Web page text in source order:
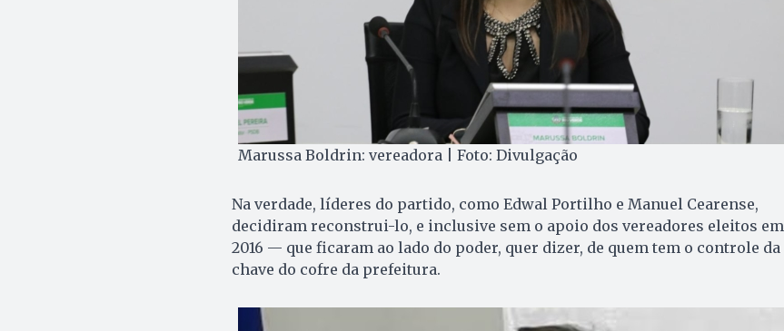
Marussa Boldrin: vereadora | Foto: Divulgação
Na verdade, líderes do partido, como Edwal Portilho e Manuel Cearense,
decidiram reconstrui-lo, e inclusive sem o apoio dos vereadores eleitos em
2016 — que ficaram ao lado do poder, quer dizer, de quem tem o controle da
chave do cofre da prefeitura.